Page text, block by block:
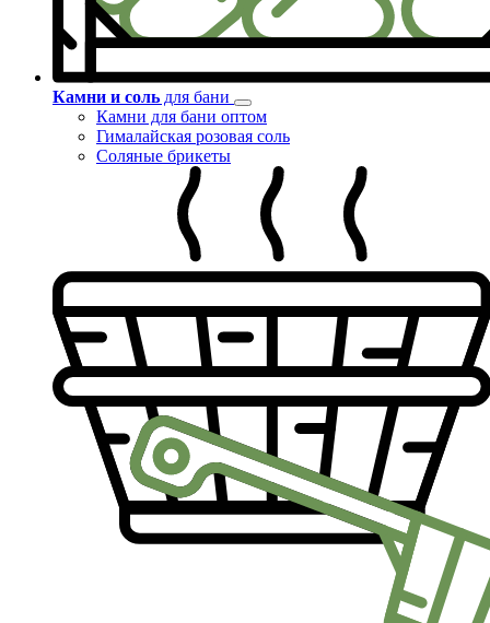
Камни и соль для бани
Камни для бани оптом
Гималайская розовая соль
Соляные брикеты